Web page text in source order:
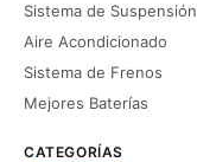
Sistema de Suspensión
Aire Acondicionado
Sistema de Frenos
Mejores Baterías
CATEGORÍAS